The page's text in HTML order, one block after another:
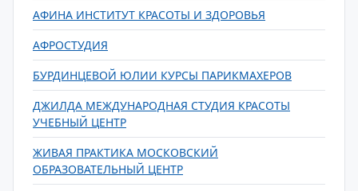
АФИНА ИНСТИТУТ КРАСОТЫ И ЗДОРОВЬЯ
АФРОСТУДИЯ
БУРДИНЦЕВОЙ ЮЛИИ КУРСЫ ПАРИКМАХЕРОВ
ДЖИЛДА МЕЖДУНАРОДНАЯ СТУДИЯ КРАСОТЫ
УЧЕБНЫЙ ЦЕНТР
ЖИВАЯ ПРАКТИКА МОСКОВСКИЙ
ОБРАЗОВАТЕЛЬНЫЙ ЦЕНТР